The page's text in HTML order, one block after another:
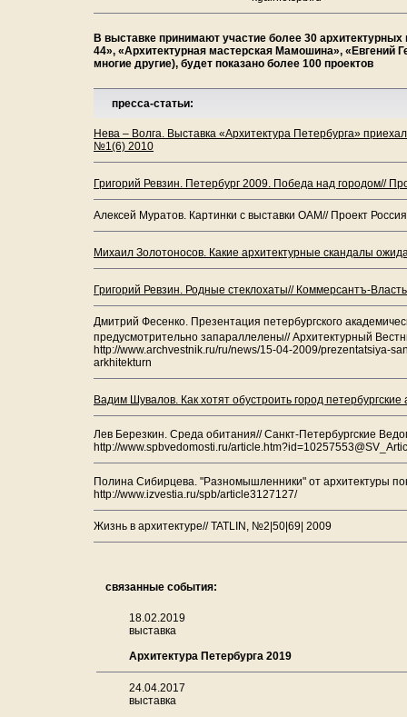
В выставке принимают участие более 30
44», «Архитектурная мастерская Мамошина», «Евгений
многие другие), будет показано более 100 проектов
пресса-статьи:
Нева – Волга. Выставка «Архитектура Петербурга»
№1(6) 2010
Григорий Ревзин. Петербург 2009. Победа над городом//
Алексей Муратов. Картинки с выставки ОАМ// Проект
Михаил Золотоносов. Какие архитектурные скандалы
Григорий Ревзин. Родные стеклохаты// Коммерсантъ-
Дмитрий Фесенко. Презентация петербургского
предусмотрительно запараллелены// Архитектурный
http://www.archvestnik.ru/ru/news/15-04-2009/prezentatsiya-
arkhitekturn
Вадим Шувалов. Как хотят обустроить город
Лев Березкин. Среда обитания// Санкт-Петербургские
http://www.spbvedomosti.ru/
Полина Сибирцева. "Разномышленники" от архитектуры
http://www.izvestia.ru/spb/article3127127/
Жизнь в архитектуре// TATLIN, №2|50|69| 2009
связанные события:
18.02.2019
выставка
Архитектура Петербурга 2019
24.04.2017
выставка